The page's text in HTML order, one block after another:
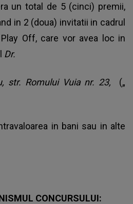
un total de 5 (cinci) premii,
in 2 (doua) invitatii in cadrul
Off, care vor avea loc in
Dr.
str. Romului Vuia nr. 23,
(„
in bani sau in alte
CONCURSULUI: